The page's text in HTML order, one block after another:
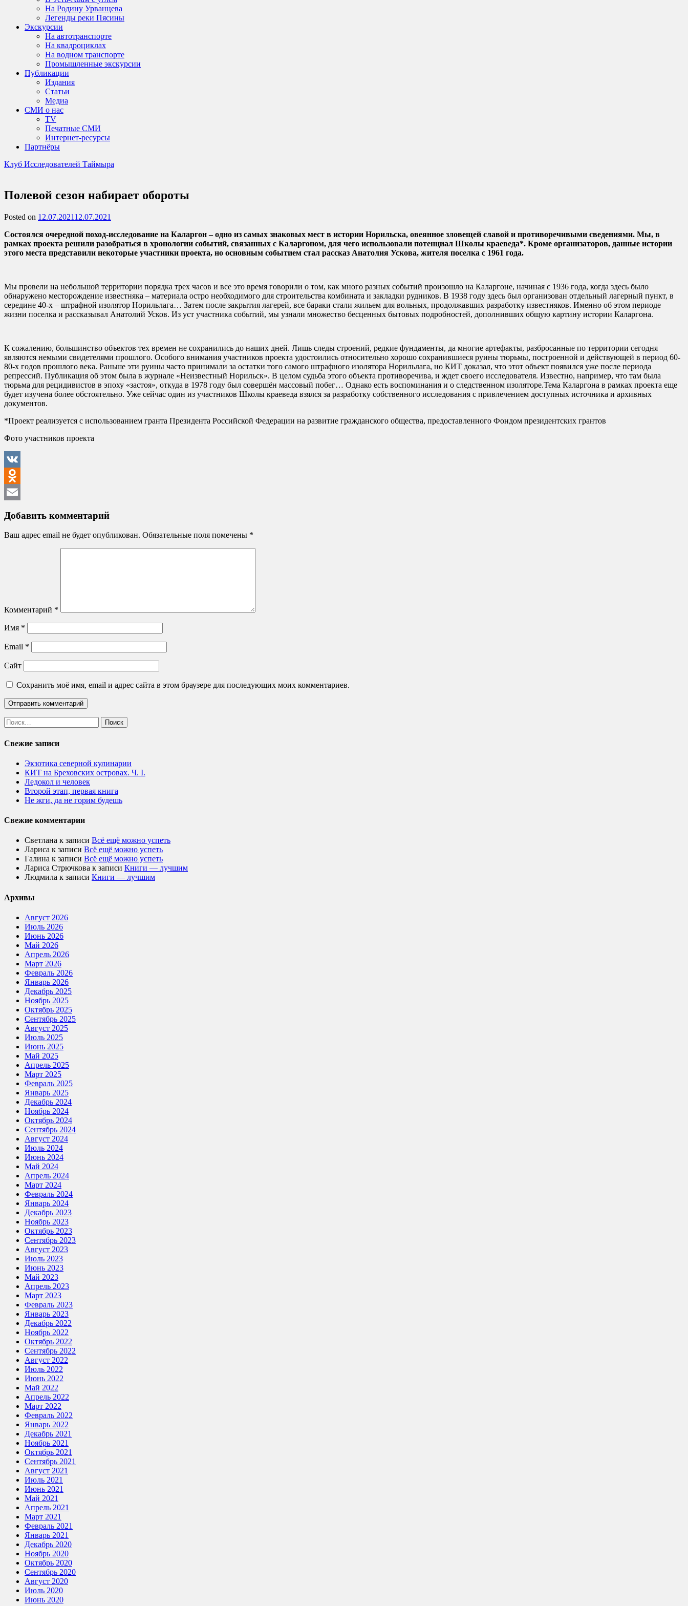
На Родину Урванцева
Легенды реки Пясины
Экскурсии
На автотранспорте
На квадроциклах
На водном транспорте
Промышленные экскурсии
Публикации
Издания
Статьи
Медиа
СМИ о нас
TV
Печатные СМИ
Интернет-ресурсы
Партнёры
Клуб Исследователей Таймыра
Полевой сезон набирает обороты
Posted on 12.07.202112.07.2021
Состоялся очередной поход-исследование на Каларгон – одно из самых знаковых мест в истории Норильска, овеянное зловещей славой и противоречивыми сведениями. Мы, в
рамках проекта решили разобраться в хронологии событий, связанных с Каларгоном, для чего использовали потенциал Школы краеведа*. Кроме организаторов, данные истории
этого места представили некоторые участники проекта, но основным событием стал рассказ Анатолия Ускова, жителя поселка с 1961 года.
Мы провели на небольшой территории порядка трех часов и все это время говорили о том, как много разных событий произошло на Каларгоне, начиная с 1936 года, когда здесь было
обнаружено месторождение известняка – материала остро необходимого для строительства комбината и закладки рудников. В 1938 году здесь был организован отдельный лагерный пункт, в
середине 40-х – штрафной изолятор Норильлага… Затем после закрытия лагерей, все бараки стали жильем для вольных, продолжавших разработку известняков. Именно об этом периоде
жизни поселка и рассказывал Анатолий Усков. Из уст участника событий, мы узнали множество бесценных бытовых подробностей, дополнивших общую картину истории Каларгона.
К сожалению, большинство объектов тех времен не сохранились до наших дней. Лишь следы строений, редкие фундаменты, да многие артефакты, разбросанные по территории сегодня
являются немыми свидетелями прошлого. Особого внимания участников проекта удостоились относительно хорошо сохранившиеся руины тюрьмы, построенной и действующей в период 60-
80-х годов прошлого века. Раньше эти руины часто принимали за остатки того самого штрафного изолятора Норильлага, но КИТ доказал, что этот объект появился уже после периода
репрессий. Публикация об этом была в журнале «Неизвестный Норильск». В целом судьба этого объекта противоречива, и ждет своего исследователя. Известно, например, что там была
тюрьма для рецидивистов в эпоху «застоя», откуда в 1978 году был совершён массовый побег… Однако есть воспоминания и о следственном изоляторе.Тема Каларгона в рамках проекта еще
будет изучена более обстоятельно. Уже сейчас один из участников Школы краеведа взялся за разработку собственного исследования с привлечением доступных источника и архивных
документов.
*Проект реализуется с использованием гранта Президента Российской Федерации на развитие гражданского общества, предоставленного Фондом президентских грантов
Фото участников проекта
VK
Odnoklassniki
Добавить комментарий
Ваш адрес email не будет опубликован. Обязательные поля помечены *
Комментарий *
Имя *
Email *
Сайт
Сохранить моё имя, email и адрес сайта в этом браузере для последующих моих комментариев.
Найти:
Свежие записи
Экзотика северной кулинарии
КИТ на Бреховских островах. Ч. I.
Ледокол и человек
Второй этап, первая книга
Не жги, да не горим будешь
Свежие комментарии
Светлана к записи Всё ещё можно успеть
Лариса к записи Всё ещё можно успеть
Галина к записи Всё ещё можно успеть
Лариса Стрючкова к записи Книги — лучшим
Людмила к записи Книги — лучшим
Архивы
Август 2026
Июль 2026
Июнь 2026
Май 2026
Апрель 2026
Март 2026
Февраль 2026
Январь 2026
Декабрь 2025
Ноябрь 2025
Октябрь 2025
Сентябрь 2025
Август 2025
Июль 2025
Июнь 2025
Май 2025
Апрель 2025
Март 2025
Февраль 2025
Январь 2025
Декабрь 2024
Ноябрь 2024
Октябрь 2024
Сентябрь 2024
Август 2024
Июль 2024
Июнь 2024
Май 2024
Апрель 2024
Март 2024
Февраль 2024
Январь 2024
Декабрь 2023
Ноябрь 2023
Октябрь 2023
Сентябрь 2023
Август 2023
Июль 2023
Июнь 2023
Май 2023
Апрель 2023
Март 2023
Февраль 2023
Январь 2023
Декабрь 2022
Ноябрь 2022
Октябрь 2022
Сентябрь 2022
Август 2022
Июль 2022
Июнь 2022
Май 2022
Апрель 2022
Март 2022
Февраль 2022
Январь 2022
Декабрь 2021
Ноябрь 2021
Октябрь 2021
Сентябрь 2021
Август 2021
Июль 2021
Июнь 2021
Май 2021
Апрель 2021
Март 2021
Февраль 2021
Январь 2021
Декабрь 2020
Ноябрь 2020
Октябрь 2020
Сентябрь 2020
Август 2020
Июль 2020
Июнь 2020